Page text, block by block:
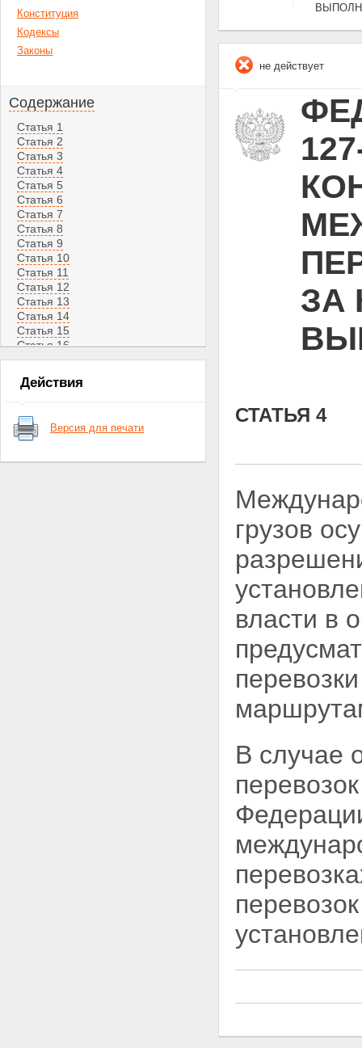
Конституция
Кодексы
Законы
Содержание
Статья 1
Статья 2
Статья 3
Статья 4
Статья 5
Статья 6
Статья 7
Статья 8
Статья 9
Статья 10
Статья 11
Статья 12
Статья 13
Статья 14
Статья 15
Статья 16
Статья 17
Статья 18
Действия
Версия для печати
не действует
ЗА
СТАТЬЯ 4
грузов
власти в
В случае